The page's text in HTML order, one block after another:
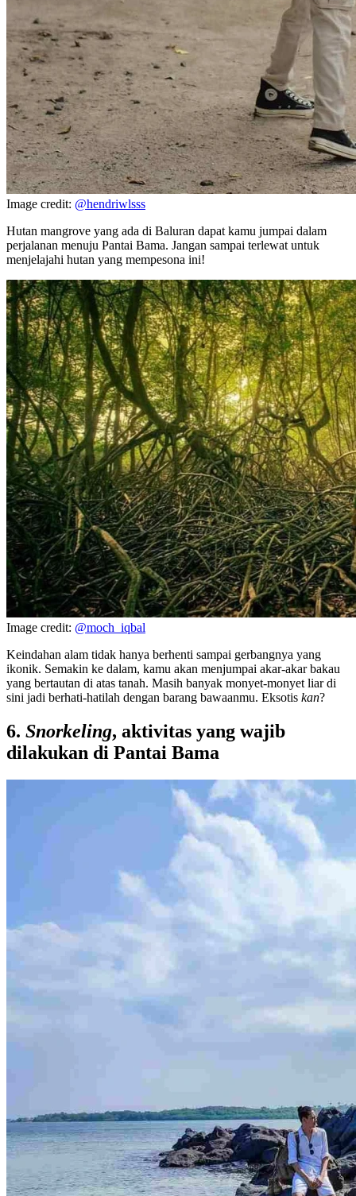
Image credit: @hendriwlsss
Hutan mangrove yang ada di Baluran dapat kamu jumpai dalam
perjalanan menuju Pantai Bama. Jangan sampai terlewat untuk
menjelajahi hutan yang mempesona ini!
Image credit: @moch_iqbal
Keindahan alam tidak hanya berhenti sampai gerbangnya yang
ikonik. Semakin ke dalam, kamu akan menjumpai akar-akar bakau
yang bertautan di atas tanah. Masih banyak monyet-monyet liar di
sini jadi berhati-hatilah dengan barang bawaanmu. Eksotis kan?
6. Snorkeling, aktivitas yang wajib
dilakukan di Pantai Bama